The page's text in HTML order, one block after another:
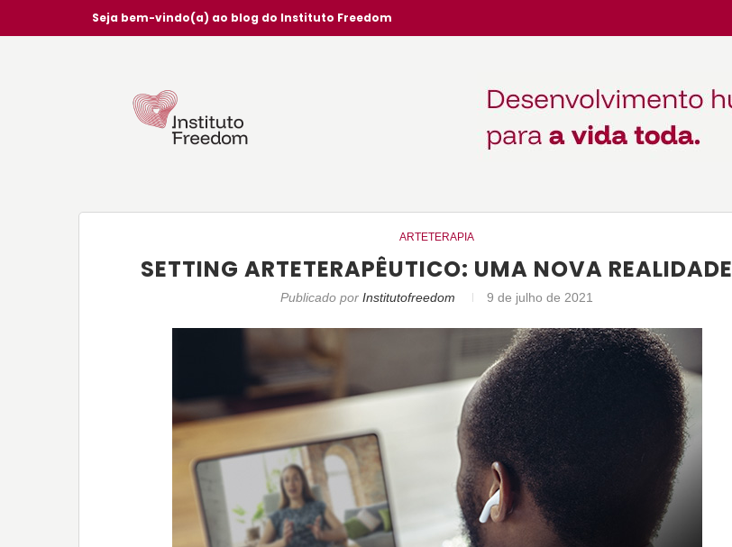
Seja bem-vindo(a) ao blog do Instituto Freedom
ARTETERAPIA
SETTING ARTETERAPÊUTICO: UMA NOVA REALIDADE
Publicado porInstitutofreedom 9 de julho de 2021